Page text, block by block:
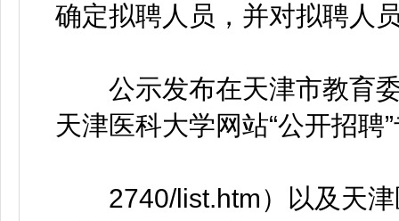
确定拟聘人员，并对拟聘人
公示发布在天津市教育委
天津医科大学网站“公开招聘
2740/list.htm）以及天津